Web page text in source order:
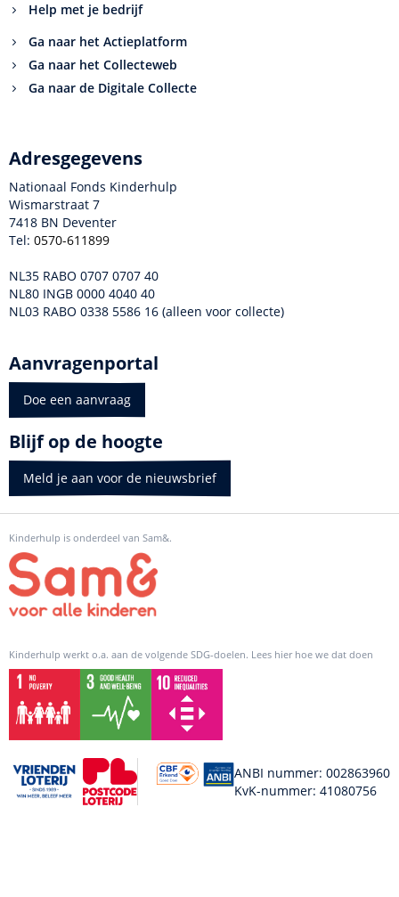
Help met je bedrijf
Ga naar het Actieplatform
Ga naar het Collecteweb
Ga naar de Digitale Collecte
Adresgegevens
Nationaal Fonds Kinderhulp
Wismarstraat 7
7418 BN Deventer
Tel: 0570-611899
NL35 RABO 0707 0707 40
NL80 INGB 0000 4040 40
NL03 RABO 0338 5586 16 (alleen voor collecte)
Aanvragenportal
Doe een aanvraag
Blijf op de hoogte
Meld je aan voor de nieuwsbrief
Kinderhulp is onderdeel van Sam&.
Kinderhulp werkt o.a. aan de volgende SDG-doelen. Lees hier hoe we dat doen
ANBI nummer: 002863960
KvK-nummer: 41080756